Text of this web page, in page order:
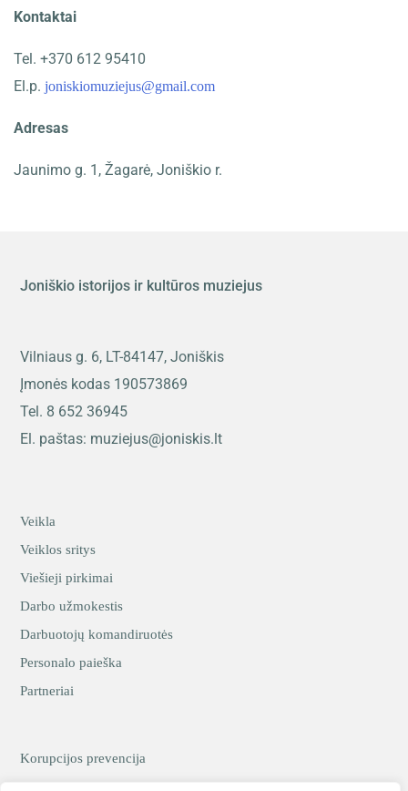
Kontaktai
Tel. +370 612 95410
El.p. joniskiomuziejus@gmail.com
Adresas
Jaunimo g. 1, Žagarė, Joniškio r.
Joniškio istorijos ir kultūros muziejus
Vilniaus g. 6, LT-84147, Joniškis
Įmonės kodas 190573869
Tel. 8 652 36945
El. paštas: muziejus@joniskis.lt
Veikla
Veiklos sritys
Viešieji pirkimai
Darbo užmokestis
Darbuotojų komandiruotės
Personalo paieška
Partneriai
Korupcijos prevencija
Asmens duomenų apsauga